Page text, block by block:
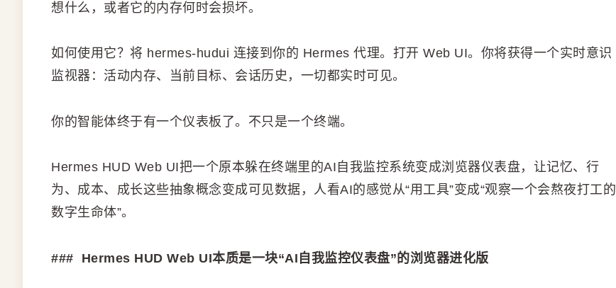
想什么，或者它的内存何时会损坏。
如何使用它？将 hermes-hudui 连接到你的 Hermes 代理。打开 Web UI。你将获得一个实时意识
监视器：活动内存、当前目标、会话历史，一切都实时可见。
你的智能体终于有一个仪表板了。不只是一个终端。
Hermes HUD Web UI把一个原本躲在终端里的AI自我监控系统变成浏览器仪表盘，让记忆、行
为、成本、成长这些抽象概念变成可见数据，人看AI的感觉从“用工具”变成“观察一个会熬夜打工的
数字生命体”。
### Hermes HUD Web UI本质是一块“AI自我监控仪表盘”的浏览器进化版